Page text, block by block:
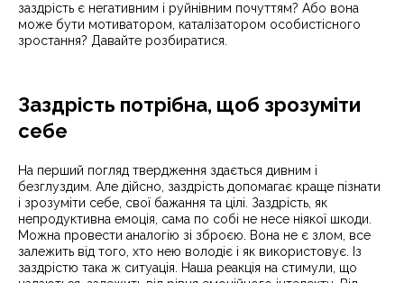
заздрість є негативним і руйнівним почуттям? Або вона
може бути мотиватором, каталізатором особистісного
зростання? Давайте розбиратися.
Заздрість потрібна, щоб зрозуміти
себе
На перший погляд твердження здається дивним і
безглуздим. Але дійсно, заздрість допомагає краще пізнати
і зрозуміти себе, свої бажання та цілі. Заздрість, як
непродуктивна емоція, сама по собі не несе ніякої шкоди.
Можна провести аналогію зі зброєю. Вона не є злом, все
залежить від того, хто нею володіє і як використовує. Із
заздрістю така ж ситуація. Наша реакція на стимули, що